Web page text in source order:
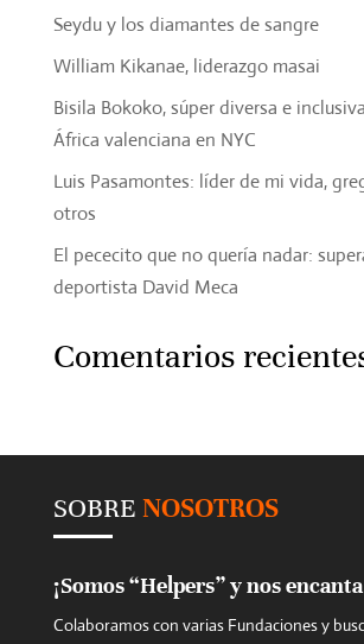
Seydu y los diamantes de sangre
William Kikanae, liderazgo masai
Bisila Bokoko, súper diversa e
África valenciana en NYC
Luis Pasamontes: líder de mi vida,
otros
El pececito que no quería nadar:
deportista David Meca
Comentarios
SOBRE NOSOTROS
¡Somos “Helpers” y nos
Colaboramos con varias Fundaciones y